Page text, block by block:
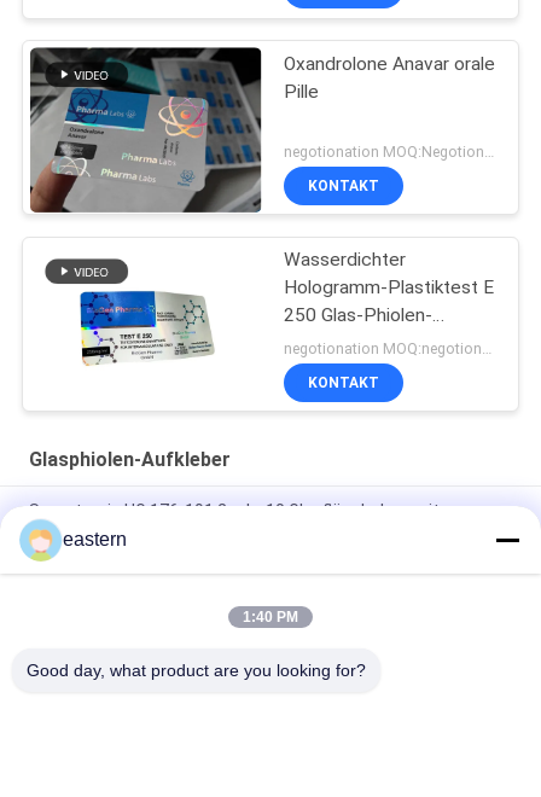
Oxandrolone Anavar orale
Pille
negotionation MOQ:Negotionation
KONTAKT
Wasserdichter
Hologramm-Plastiktest E
250 Glas-Phiolen-
Aufkleber
negotionation MOQ:negotionation
KONTAKT
Glasphiolen-Aufkleber
Somatropin HG 176-191 2 ml x 10 Glasfläschchen mit
Etiketten
Tren-Acetat-Fläschchen-Fläschchen-Etiketten mit
eastern
1:40 PM
Good day, what product are you looking for?